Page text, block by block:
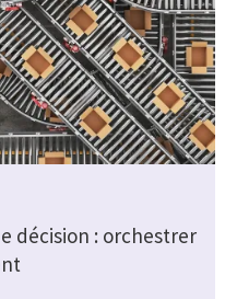
décision : orchestrer